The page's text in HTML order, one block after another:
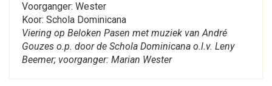
Voorganger: Wester
Koor: Schola Dominicana
Viering op Beloken Pasen met muziek van André
Gouzes o.p. door de Schola Dominicana o.l.v. Leny
Beemer; voorganger: Marian Wester